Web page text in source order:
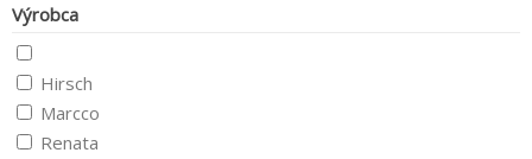
Výrobca
Hirsch
Marcco
Renata